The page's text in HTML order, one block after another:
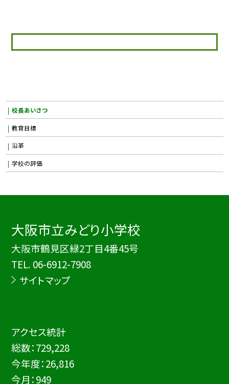
校長あいさつ
教育目標
沿革
学校の評価
大阪市立みどり小学校
大阪市鶴見区緑2丁目4番45号
TEL. 06-6912-7908
サイトマップ
アクセス統計
総数：729,228
今年度：26,816
今月：949